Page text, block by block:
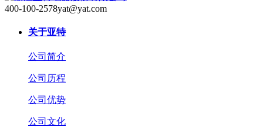
400-100-2578yat@yat.com
关于亚特
公司简介
公司历程
公司优势
公司文化